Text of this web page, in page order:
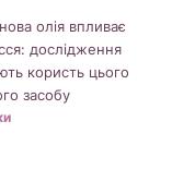
олія впливає
дослідження
користь цього
засобу